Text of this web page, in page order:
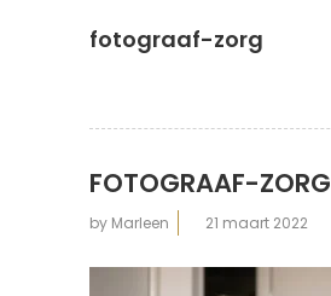
fotograaf-zorg
FOTOGRAAF-ZORG
by Marleen 21 maart 2022